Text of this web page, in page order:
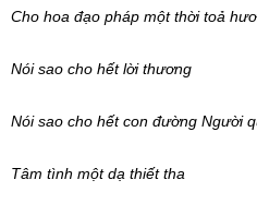
Cho hoa đạo pháp một thời toả
Nói sao cho hết lời thương
Nói sao cho hết con đường Người
Tâm tình một dạ thiết tha